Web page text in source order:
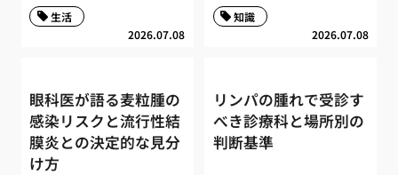
2026.07.08
生活
2026.07.08
知識
眼科医が語る麦粒腫の
感染リスクと流行性結
膜炎との決定的な見分
け方
リンパの腫れで受診す
べき診療科と場所別の
判断基準